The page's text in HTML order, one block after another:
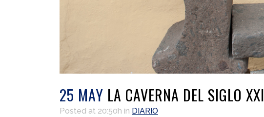
25 MAY LA CAVERNA DEL SIGLO XXI
Posted at 20:50h in DIARIO